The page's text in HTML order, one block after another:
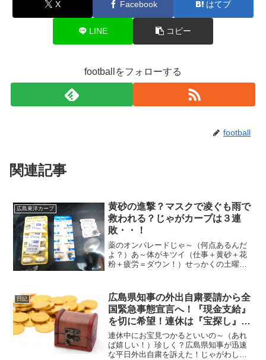
X Facebook はてブ
LINE コピー
footballをフォローする
football
関連記事
広島東洋カープ
黄砂の進撃？マスクで凌ぐも雨で
救われる？じゃがカープは３連
敗・・！
薬のオンパレードじゃ～（何点あるんだ
よ？）あ～体がキツイ（仕事＋黄砂＋花
粉＋疲労＝ダウン！）せっかくの土曜日
応援してたが（でも負け）
日記
広島県知事の外出自粛要請から全
国緊急事態宣言へ！『現金支給』
を切に希望！連休は『宝探し』に
没頭します？
連休中にお宝見つかるといいの～（あれ
ば嬉しい！）珍しく？広島県知事が迅速
な平日外出自粛を訴えた！じゃがわし含